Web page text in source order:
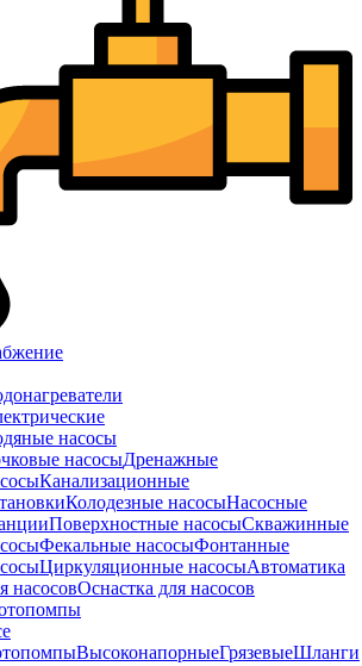
насосы
насосыДренажные
Канализационные
Колодезные насосыНасосные
Поверхностные насосыСкважинные
Фекальные насосыФонтанные
Циркуляционные насосыАвтоматика
насосовОснастка для насосов
ВысоконапорныеГрязевыеШланги